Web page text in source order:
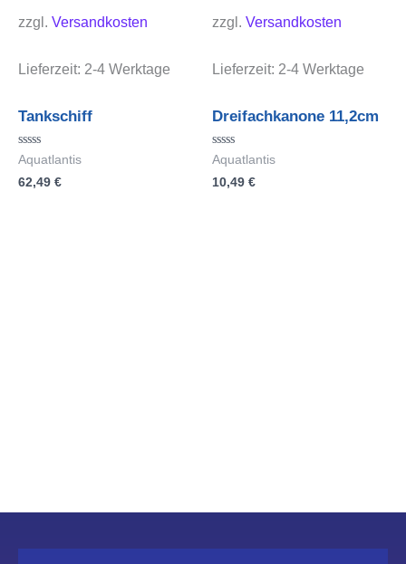
zzgl. Versandkosten
Lieferzeit: 2-4 Werktage
Tankschiff
Bewertet
mit
0
Aquatlantis
62,49 €
zzgl. Versandkosten
Lieferzeit: 2-4 Werktage
Dreifachkanone 11,2cm
Bewertet
mit
0
Aquatlantis
10,49 €